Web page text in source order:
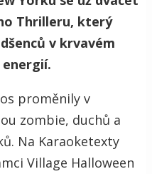
Thrilleru, který
v krvavém
proměnily v
zombie, duchů a
Na Karaoketexty
Village Halloween